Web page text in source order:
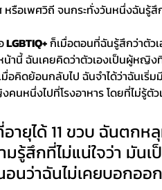
รือเพศวิถี จนกระทั่งวันหนึ่งฉันรู้สึ
LGBTIQ+ ก็เมื่อตอนที่ฉันรู้สึกว่าตัว
านี้ ฉันเคยคิดว่าตัวเองเป็นผู้หญิ
มื่อคิดย้อนกลับไป ฉันจำได้ว่าฉันเ
นหนึ่งไปที่โรงอาหาร โดยที่ไม่รู้ตั
มรู้สึกที่ไม่แน่ใจว่า มัน
นว่าฉันไม่เคยบอกออ